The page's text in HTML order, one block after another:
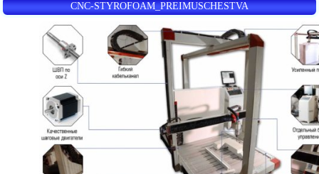
CNC-STYROFOAM_PREIMUSCHESTVA